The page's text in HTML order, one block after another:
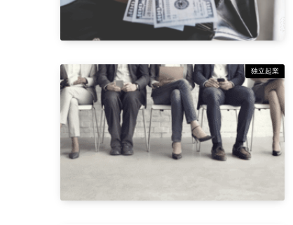
独立起業